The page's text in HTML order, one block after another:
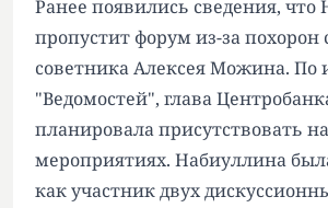
Ранее появились сведения, что
пропустит форум из-за похорон
советника Алексея Можина.
"Ведомостей", глава
планировала присутствовать
мероприятиях. Набиуллина
как участник двух